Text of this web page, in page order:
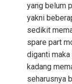
yang belum
yakni
sedikit
spare part
diganti maka
kadang
seharusnya